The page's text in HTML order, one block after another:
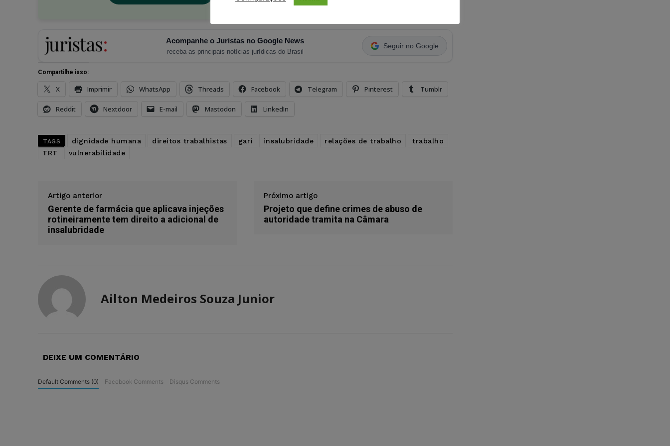
Acompanhe o Juristas no Google News
receba as principais notícias jurídicas do Brasil
Seguir no Google
Compartilhe isso:
X Imprimir WhatsApp Threads Facebook Telegram Pinterest Tumblr
Reddit Nextdoor E-mail Mastodon LinkedIn
TAGS dignidade humana direitos trabalhistas gari insalubridade relações de trabalho
trabalho
TRT
vulnerabilidade
Artigo anterior
Gerente de farmácia que aplicava injeções
rotineiramente tem direito a adicional de
insalubridade
Próximo artigo
Projeto que define crimes de abuso de
autoridade tramita na Câmara
Ailton Medeiros Souza Junior
DEIXE UM COMENTÁRIO
Default Comments (0) Facebook Comments Disqus Comments